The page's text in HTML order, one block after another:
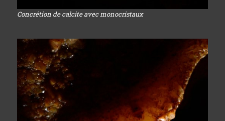
Concrétion de calcite avec monocristaux